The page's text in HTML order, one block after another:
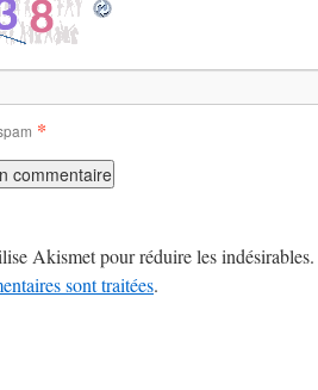
*
Akismet pour réduire les indésirables.
sont traitées.